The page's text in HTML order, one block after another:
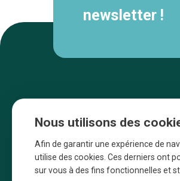
newsletter !
Nous utilisons des
Afin de garantir une expérience de
utilise des cookies. Ces derniers ont
sur vous à des fins fonctionnelles et